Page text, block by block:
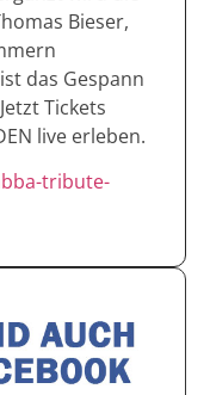
Bieser,
das Gespann
Tickets
live erleben.
tribute-